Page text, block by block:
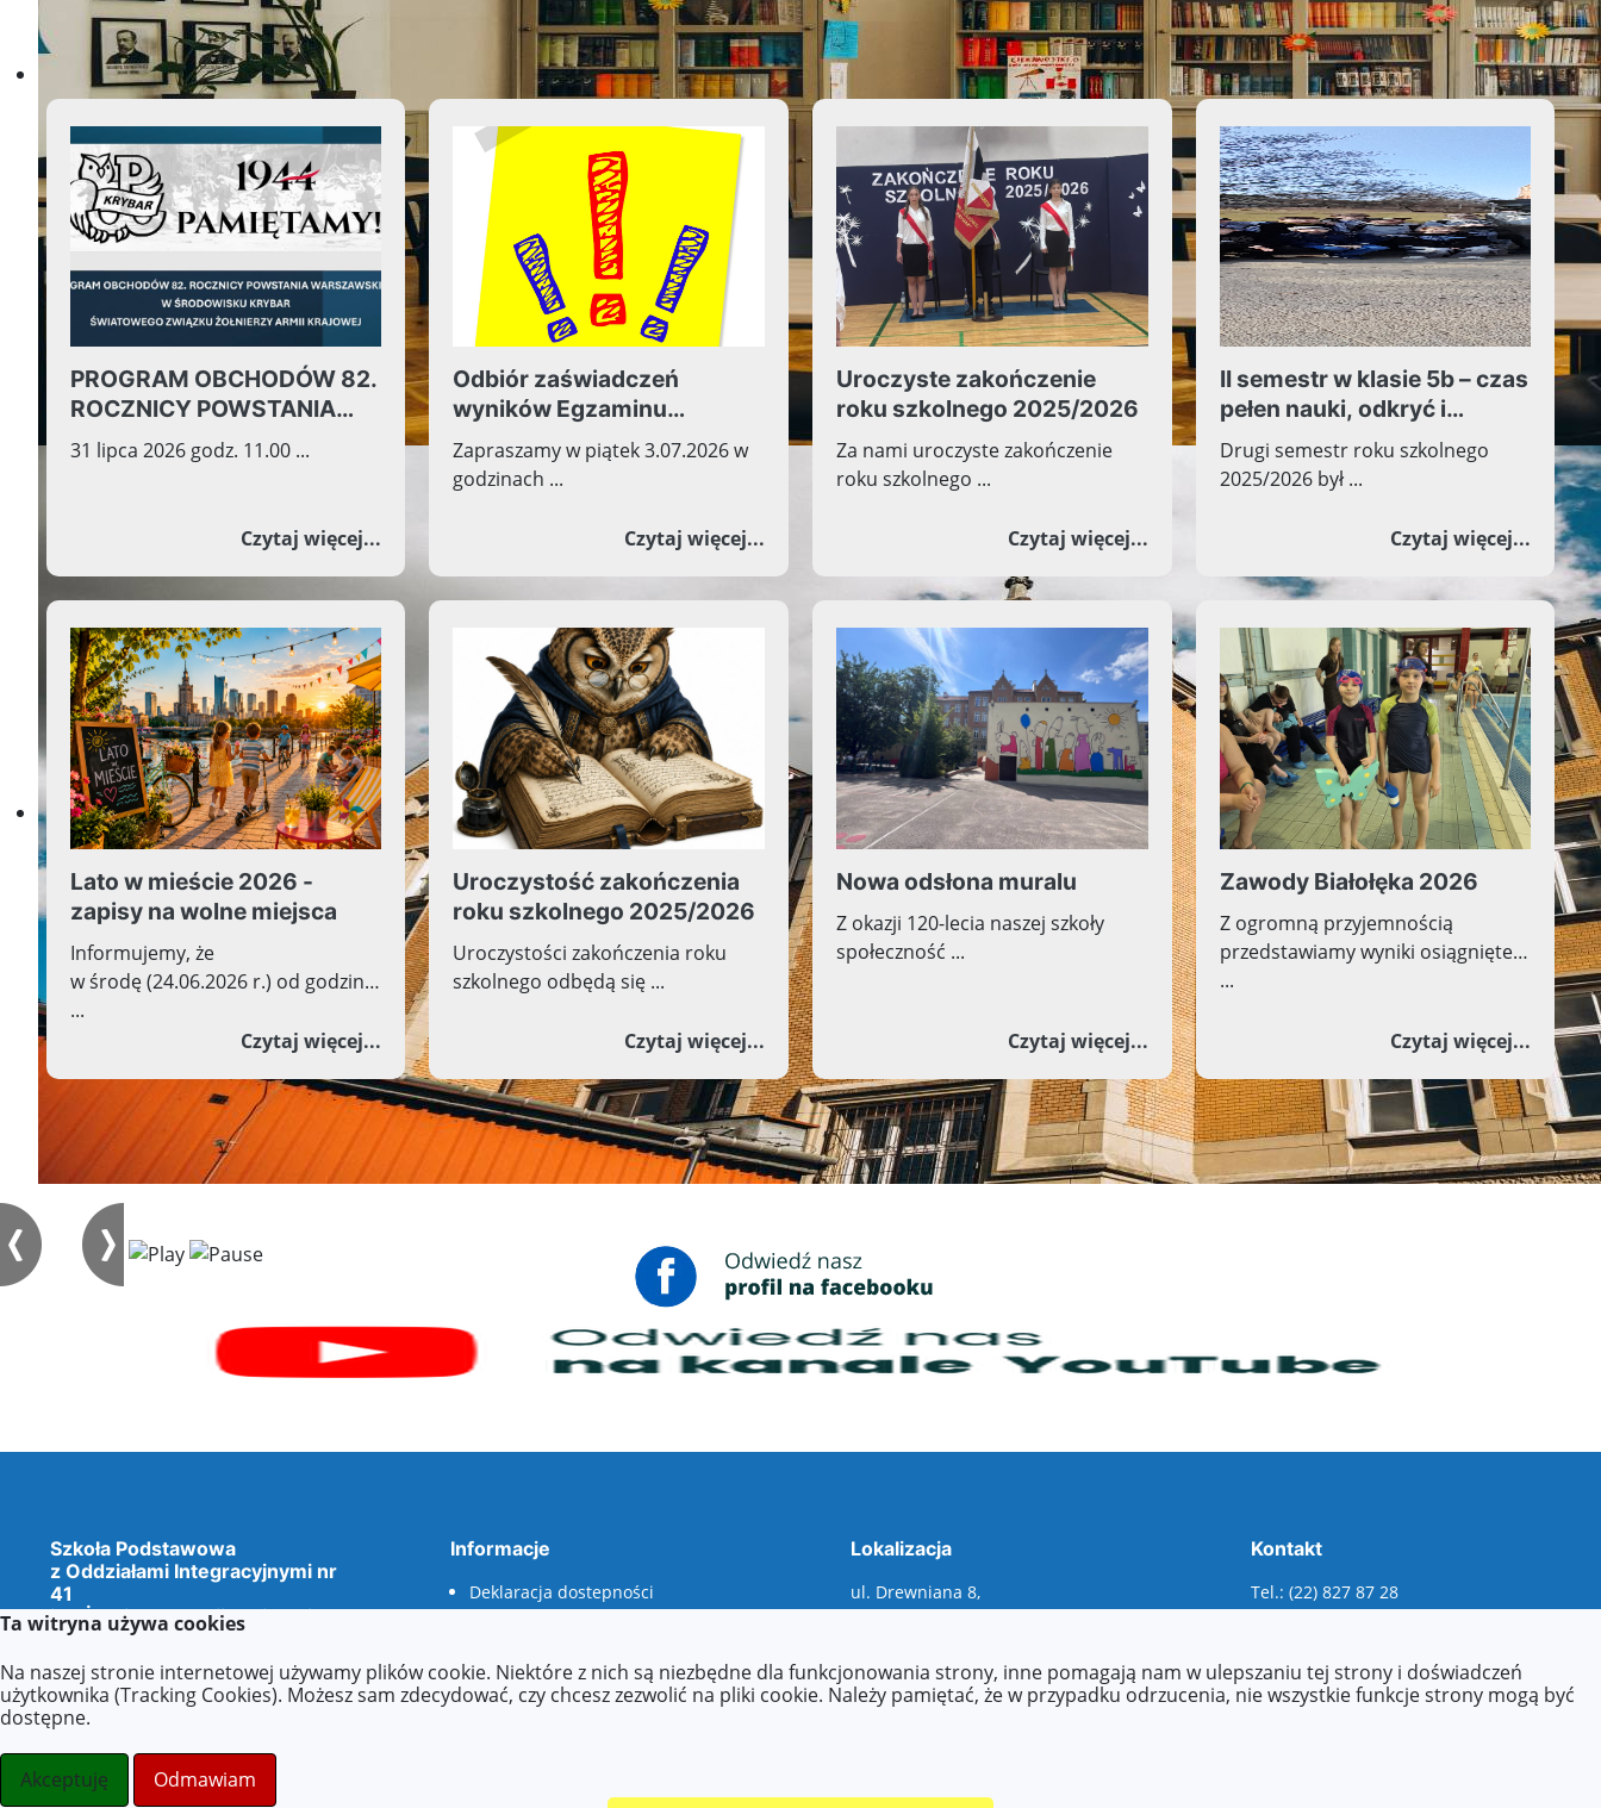
Aktualności
PROGRAM OBCHODÓW 82.
ROCZNICY POWSTANIA
WARSZAWSKIEGO W
ŚRODOWISKU KRYBAR
ŻOŁNIERZY ARMII
31 lipca 2026 godz. 11.00 ...
Czytaj więcej... o PROGRAM OBCHODÓW 82. ROCZNICY POWSTANIA WARSZAWSKIEGO W ŚRODOWISKU KRYBAR ŚWIATOWEGO ZWIĄZKU
Odbiór zaświadczeń
wyników Egzaminu
Ósmoklasisty
Zapraszamy w piątek 3.07.2026 w
godzinach ...
Czytaj więcej...o Odbiór zaświadczeń wyników Egzaminu Ósmoklasisty
Uroczyste zakończenie
roku szkolnego 2025/2026
Za nami uroczyste zakończenie
roku szkolnego ...
Czytaj więcej...o Uroczyste zakończenie roku szkolnego 2025/
II semestr w klasie 5b – czas
pełen nauki, odkryć i
wspólnych przeżyć
Drugi semestr roku szkolnego
2025/2026 był ...
Czytaj więcej... o II
Lato w mieście 2026 -
zapisy na wolne miejsca
Informujemy, że
w środę (24.06.2026 r.) od godziny
...
Czytaj więcej... o Lato w mieście 2026 - zapisy na wolne miejsca
Uroczystość zakończenia
roku szkolnego 2025/2026
Uroczystości zakończenia roku
szkolnego odbędą się ...
Czytaj więcej...o Uroczystość zakończenia roku szkolnego 2025/2026
Nowa odsłona muralu
Z okazji 120-lecia naszej szkoły
społeczność ...
Czytaj więcej...o Nowa odsłona muralu
Zawody Białołęka 2026
Z ogromną przyjemnością
przedstawiamy wyniki osiągnięte
...
Czytaj więcej... o
Więcej aktualności
Szkoła Podstawowa
z Oddziałami Integracyjnymi nr
41
im. Żołnierzy Armii Krajowej
Grupy Bojowej „Krybar”
Wszelkie prawa zastrzeżone ©.
stronydlaoswaity.pl
Strony internetowe dla szkółotwiera się w nowym oknie
Informacje
Deklaracja dostepności
Dokumenty dostępności
odczytywany maszynowo, raporty,
wnioski o zapewnienie
Lokalizacja
ul. Drewniana 8,
00-345 Warszawa
Kontakt
Tel.: (22) 827 87 28
E-mail:szkola.sp41@eduwarszawa.pl
Ta witryna używa cookies
Na naszej stronie internetowej używamy plików cookie. Niektóre z nich są niezbędne dla funkcjonowania strony, inne pomagają nam w ulepszaniu tej strony i doświadczeń
użytkownika (Tracking Cookies). Możesz sam zdecydować, czy chcesz zezwolić na pliki cookie. Należy pamiętać, że w przypadku odrzucenia, nie wszystkie funkcje strony mogą być
dostępne.
Akceptuję Odmawiam